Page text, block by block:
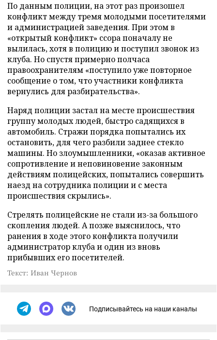
По данным полиции, на этот раз произошел
конфликт между тремя молодыми посетителями
и администрацией заведения. При этом в
«открытый конфликт» ссора поначалу не
вылилась, хотя в полицию и поступил звонок из
клуба. Но спустя примерно полчаса
правоохранителям «поступило уже повторное
сообщение о том, что участники конфликта
вернулись для разбирательства».
Наряд полиции застал на месте происшествия
группу молодых людей, быстро садящихся в
автомобиль. Стражи порядка попытались их
остановить, для чего разбили заднее стекло
машины. Но злоумышленники, «оказав активное
сопротивление и неповиновение законным
действиям полицейских, попытались совершить
наезд на сотрудника полиции и с места
происшествия скрылись».
Стрелять полицейские не стали из-за большого
скопления людей. А позже выяснилось, что
ранения в ходе этого конфликта получили
администратор клуба и один из вновь
прибывших его посетителей.
Текст: Иван Чернов
Подписывайтесь на наши каналы